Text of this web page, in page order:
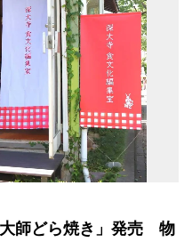
師どら焼き」発売 物